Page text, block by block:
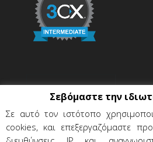
Σεβόμαστε την
Σε αυτό τον ιστότοπο
cookies, και επεξεργαζόμαστε